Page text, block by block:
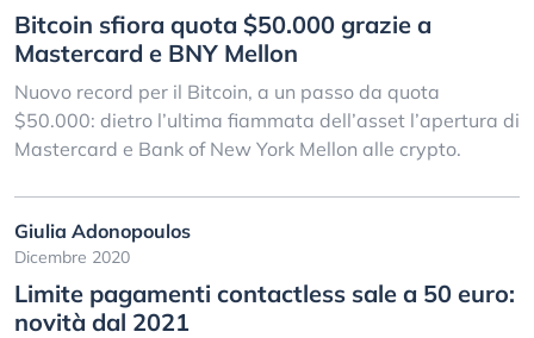
Bitcoin sfiora quota $50.000 grazie a
Mastercard e BNY Mellon
Nuovo record per il Bitcoin, a un passo da quota
$50.000: dietro l’ultima fiammata dell’asset l’apertura di
Mastercard e Bank of New York Mellon alle crypto.
Giulia Adonopoulos
Dicembre 2020
Limite pagamenti contactless sale a 50 euro:
novità dal 2021